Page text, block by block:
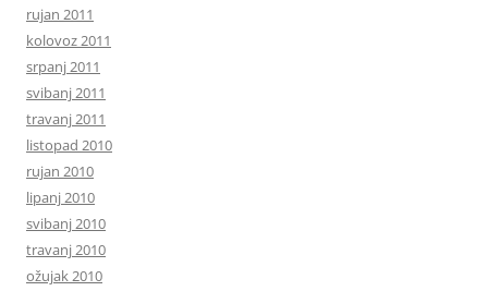
rujan 2011
kolovoz 2011
srpanj 2011
svibanj 2011
travanj 2011
listopad 2010
rujan 2010
lipanj 2010
svibanj 2010
travanj 2010
ožujak 2010